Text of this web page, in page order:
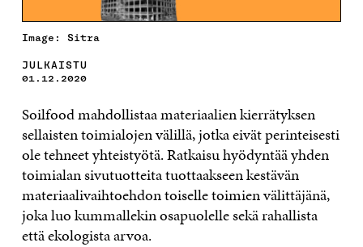
Image: Sitra
JULKAISTU
01.12.2020
Soilfood mahdollistaa materiaalien kierrätyksen
sellaisten toimialojen välillä, jotka eivät perinteisesti
ole tehneet yhteistyötä. Ratkaisu hyödyntää yhden
toimialan sivutuotteita tuottaakseen kestävän
materiaalivaihtoehdon toiselle toimien välittäjänä,
joka luo kummallekin osapuolelle sekä rahallista
että ekologista arvoa.